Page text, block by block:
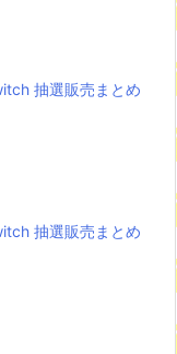
抽選販売まとめ
抽選販売まとめ